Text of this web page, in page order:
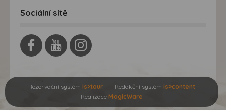
Sociální sítě
Rezervační systém is>tour Redakční systém is>content
Realizace MagicWare